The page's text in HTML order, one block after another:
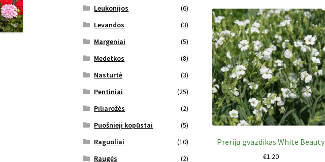
Prerijų gvazdikas White Beauty
€1.20
Leukonijos
(6)
Levandos
(3)
Margeniai
(5)
Medetkos
(8)
Nasturtė
(3)
Pentiniai
(25)
Piliarožės
(2)
Puošnieji kopūstai
(5)
Raguoliai
(10)
Raugės
(2)